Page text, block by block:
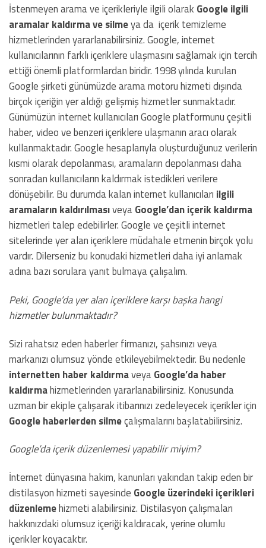
İstenmeyen arama ve içerikleriyle ilgili olarak Google ilgili
aramalar kaldırma ve silmeya da içerik temizleme
hizmetlerinden yararlanabilirsiniz. Google, internet
kullanıcılarının farklı içeriklere ulaşmasını sağlamak için tercih
ettiği önemli platformlardan biridir. 1998 yılında kurulan
Google şirketi günümüzde arama motoru hizmeti dışında
birçok içeriğin yer aldığı gelişmiş hizmetler sunmaktadır.
Günümüzün internet kullanıcıları Google platformunu çeşitli
haber, video ve benzeri içeriklere ulaşmanın aracı olarak
kullanmaktadır. Google hesaplarıyla oluşturduğunuz verilerin
kısmi olarak depolanması, aramaların depolanması daha
sonradan kullanıcıların kaldırmak istedikleri verilere
dönüşebilir. Bu durumda kalan internet kullanıcıları ilgili
aramaların kaldırılmasıveyaGoogle’dan içerik kaldırma
hizmetleri talep edebilirler. Google ve çeşitli internet
sitelerinde yer alan içeriklere müdahale etmenin birçok yolu
vardır. Dilerseniz bu konudaki hizmetleri daha iyi anlamak
adına bazı sorulara yanıt bulmaya çalışalım.
Peki, Google’da yer alan içeriklere karşı başka hangi
hizmetler bulunmaktadır?
Sizi rahatsız eden haberler firmanızı, şahsınızı veya
markanızı olumsuz yönde etkileyebilmektedir. Bu nedenle
internetten haber kaldırmaveyaGoogle’da haber
kaldırmahizmetlerinden yararlanabilirsiniz. Konusunda
uzman bir ekiple çalışarak itibarınızı zedeleyecek içerikler için
Google haberlerden silmeçalışmalarını başlatabilirsiniz.
Google’da içerik düzenlemesi yapabilir miyim?
İnternet dünyasına hakim, kanunları yakından takip eden bir
distilasyon hizmeti sayesinde Google üzerindeki içerikleri
düzenlemehizmeti alabilirsiniz. Distilasyon çalışmaları
hakkınızdaki olumsuz içeriği kaldıracak, yerine olumlu
içerikler koyacaktır.